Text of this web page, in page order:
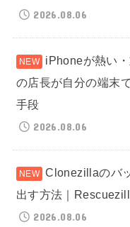
2026.08.06
iPhoneが熱い
の店長が自分の端末
手段
2026.08.06
Clonezillaのバ
出す方法｜
2026.08.06